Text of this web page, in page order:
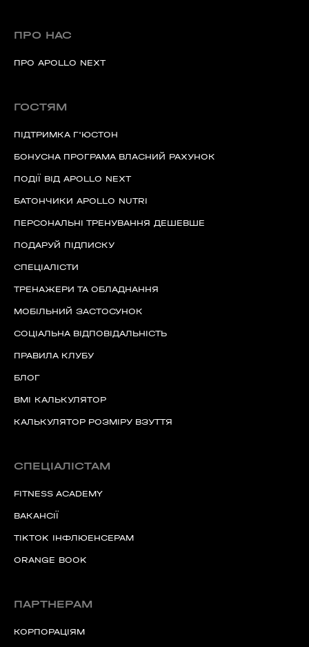
ПРО НАС
ПРО APOLLO NEXT
ГОСТЯМ
ПІДТРИМКА Г'ЮСТОН
БОНУСНА ПРОГРАМА ВЛАСНИЙ РАХУНОК
ПОДІЇ ВІД APOLLO NEXT
БАТОНЧИКИ APOLLO NUTRI
ПЕРСОНАЛЬНІ ТРЕНУВАННЯ ДЕШЕВШЕ
ПОДАРУЙ ПІДПИСКУ
СПЕЦІАЛІСТИ
ТРЕНАЖЕРИ ТА ОБЛАДНАННЯ
МОБІЛЬНИЙ ЗАСТОСУНОК
СОЦІАЛЬНА ВІДПОВІДАЛЬНІСТЬ
ПРАВИЛА КЛУБУ
БЛОГ
BMI КАЛЬКУЛЯТОР
КАЛЬКУЛЯТОР РОЗМІРУ ВЗУТТЯ
СПЕЦІАЛІСТАМ
FITNESS ACADEMY
ВАКАНСІЇ
TIKTOK ІНФЛЮЕНСЕРАМ
ORANGE BOOK
ПАРТНЕРАМ
КОРПОРАЦІЯМ